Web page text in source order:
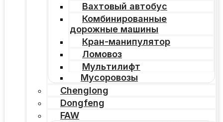
Вахтовый автобус
Комбинированные
дорожные машины
Кран-манипулятор
Ломовоз
Мультилифт
Мусоровозы
Chenglong
Dongfeng
FAW